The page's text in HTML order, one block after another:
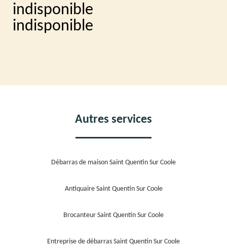
indisponible
indisponible
Autres services
Débarras de maison Saint Quentin Sur Coole
Antiquaire Saint Quentin Sur Coole
Brocanteur Saint Quentin Sur Coole
Entreprise de débarras Saint Quentin Sur Coole